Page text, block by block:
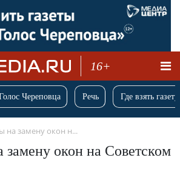
16+
Череповца Речь Где взять
на замену окон н...
окон на Советском